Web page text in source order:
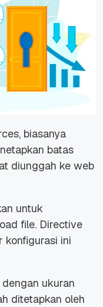
, biasanya
batas
diunggah ke web
untuk
file. Directive
konfigurasi ini
ukuran
ditetapkan oleh